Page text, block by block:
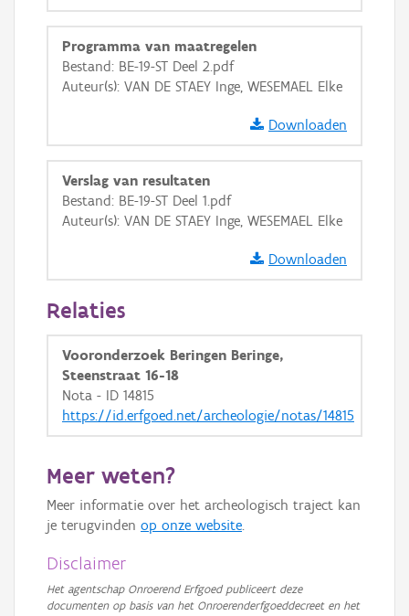
Basis Lagen
Ortho
GRB-Basiskaart
GRB-Basiskaart in grijswaarden
Programma van maatregelen
Bestand: BE-19-ST Deel 2.pdf
Auteur(s): VAN DE STAEY Inge, WESEMAEL Elke
Downloaden
Verslag van resultaten
Bestand: BE-19-ST Deel 1.pdf
Auteur(s): VAN DE STAEY Inge, WESEMAEL Elke
Downloaden
Relaties
Vooronderzoek Beringen Beringe,
Steenstraat 16-18
Nota - ID 14815
https://id.erfgoed.net/archeologie/notas/14815
Meer weten?
Meer informatie over het archeologisch traject kan
je terugvinden op onze website.
Disclaimer
Het agentschap Onroerend Erfgoed publiceert deze
documenten op basis van het Onroerenderfgoeddecreet en het